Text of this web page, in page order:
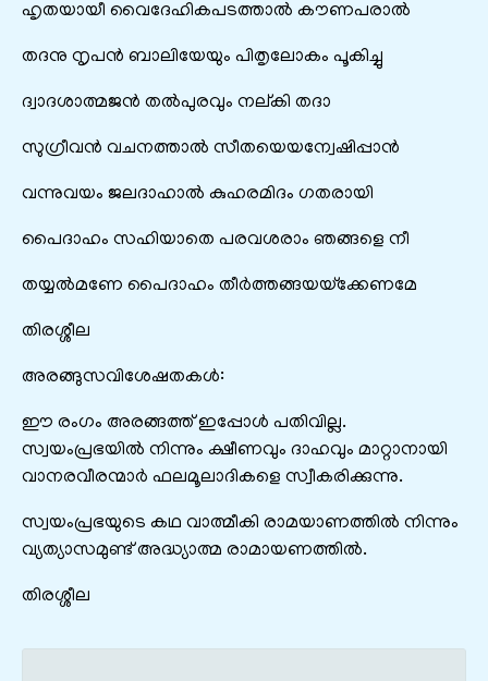
ഹൃതയായീ വൈദേഹികപടത്താല്‍ കൗണപരാൽ
തദനു നൃപന്‍ ബാലിയേയും പിതൃലോകം പൂകിച്ചു
ദ്വാദശാത്മജന്‍ തല്‍പുരവും നല്‌കി തദാ
സുഗ്രീവന്‍ വചനത്താല്‍ സീതയെയന്വേഷിപ്പാന്‍
വന്നുവയം ജലദാഹാൽ കുഹരമിദം ഗതരായി
പൈദാഹം സഹിയാതെ പരവശരാം ഞങ്ങളെ നീ
തയ്യല്‍മണേ പൈദാഹം തീര്‍ത്തങ്ങയയ്‌ക്കേണമേ
തിരശ്ശീല
അരങ്ങുസവിശേഷതകൾ:
ഈ രംഗം അരങ്ങത്ത് ഇപ്പോൾ പതിവില്ല.
സ്വയം‌പ്രഭയിൽ നിന്നും ക്ഷീണവും ദാഹവും മാറ്റാനായി
വാനരവീരന്മാർ ഫലമൂലാദികളെ സ്വീകരിക്കുന്നു.
സ്വയം‌പ്രഭയുടെ കഥ വാത്മീകി രാമയാണത്തിൽ നിന്നും
വ്യത്യാസമുണ്ട് അദ്ധ്യാത്മ രാമായണത്തിൽ.
തിരശ്ശീല